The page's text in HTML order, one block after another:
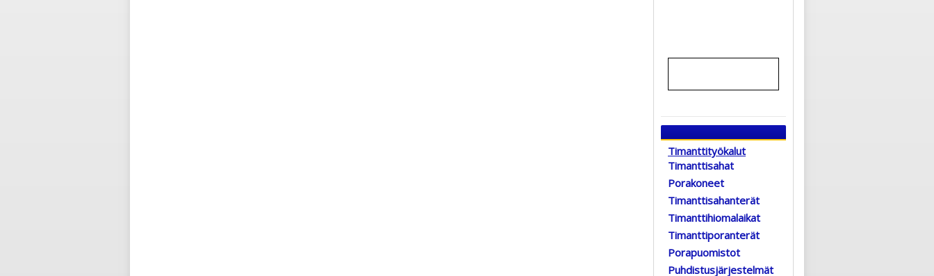
Timanttityökalut
Timanttisahat
Porakoneet
Timanttisahanterät
Timanttihiomalaikat
Timanttiporanterät
Porapuomistot
Puhdistusjärjestelmät